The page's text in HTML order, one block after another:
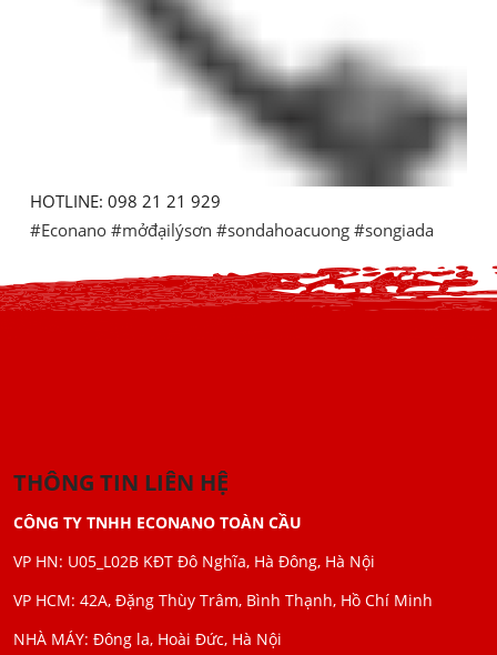
HOTLINE: 098 21 21 929
#Econano #mởđạilýsơn #sondahoacuong #songiada
THÔNG TIN LIÊN HỆ
CÔNG TY TNHH ECONANO TOÀN CẦU
VP HN: U05_L02B KĐT Đô Nghĩa, Hà Đông, Hà Nội
VP HCM: 42A, Đặng Thùy Trâm, Bình Thạnh, Hồ Chí Minh
NHÀ MÁY: Đông la, Hoài Đức, Hà Nội